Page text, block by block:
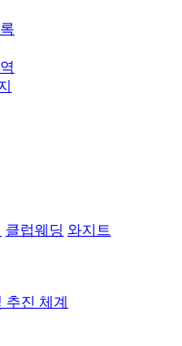
클럽웨딩 와지트
추진 체계